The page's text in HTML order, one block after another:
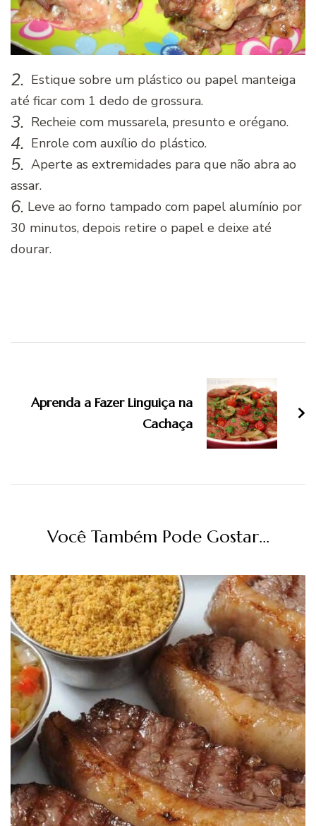
2. Estique sobre um plástico ou papel manteiga
até ficar com 1 dedo de grossura.
3. Recheie com mussarela, presunto e orégano.
4. Enrole com auxílio do plástico.
5. Aperte as extremidades para que não abra ao
assar.
6. Leve ao forno tampado com papel alumínio por
30 minutos, depois retire o papel e deixe até
dourar.
post
Aprenda a Fazer Linguiça na
Cachaça
Você Também Pode Gostar...